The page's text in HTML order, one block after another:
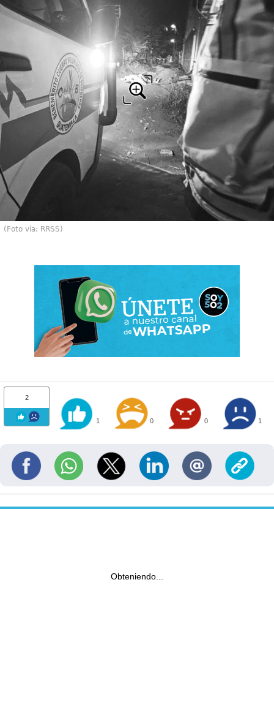
(Foto vía: RRSS)
2
1 0 0 1
Obteniendo...